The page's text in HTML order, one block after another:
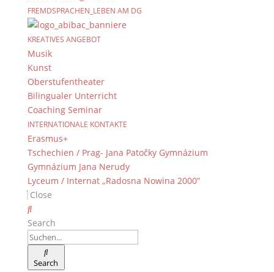
FREMDSPRACHEN_LEBEN AM DG
KREATIVES ANGEBOT
Musik
Kunst
Oberstufentheater
Bilingualer Unterricht
Coaching Seminar
INTERNATIONALE KONTAKTE
Erasmus+
Tschechien / Prag- Jana Patočky Gymnázium
Gymnázium Jana Nerudy
Lyceum / Internat „Radosna Nowina 2000”
Close
Search
Search
© 2015-2017 Dientzenhofer-Gymnasium Bamberg -